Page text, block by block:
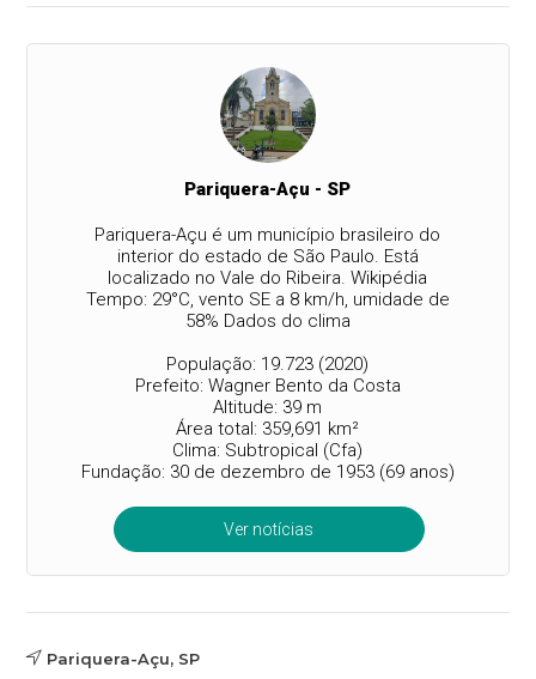
Pariquera-Açu - SP
Pariquera-Açu é um município brasileiro do
interior do estado de São Paulo. Está
localizado no Vale do Ribeira. Wikipédia
Tempo: 29°C, vento SE a 8 km/h, umidade de
58% Dados do clima
População: 19.723 (2020)
Prefeito: Wagner Bento da Costa
Altitude: 39 m
Área total: 359,691 km²
Clima: Subtropical (Cfa)
Fundação: 30 de dezembro de 1953 (69 anos)
Ver notícias
Pariquera-Açu, SP